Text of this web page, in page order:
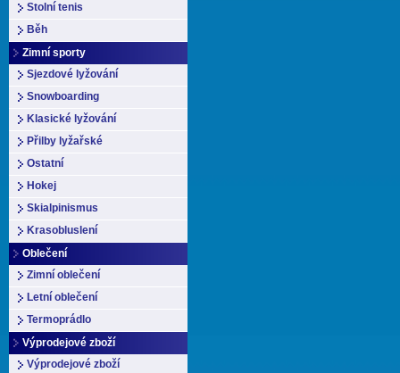
Stolní tenis
Běh
Zimní sporty
Sjezdové lyžování
Snowboarding
Klasické lyžování
Přilby lyžařské
Ostatní
Hokej
Skialpinismus
Krasobluslení
Oblečení
Zimní oblečení
Letní oblečení
Termoprádlo
Výprodejové zboží
Výprodejové zboží